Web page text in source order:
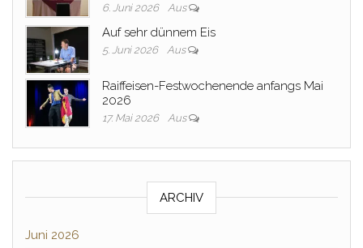
6. Juni 2026 Aus
Auf sehr dünnem Eis
5. Juni 2026 Aus
Raiffeisen-Festwochenende anfangs Mai
2026
17. Mai 2026 Aus
ARCHIV
Juni 2026